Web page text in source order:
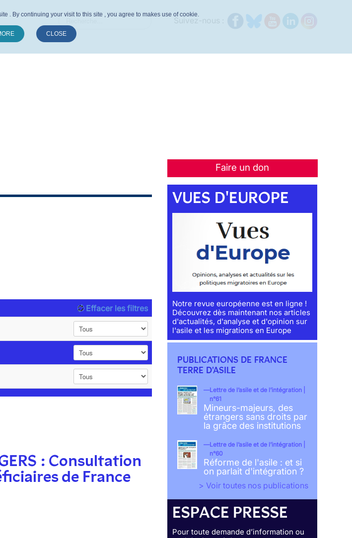
Faire un don
Effacer les filtres
: Consultation
de France
VUES D'EUROPE
Notre revue européenne est en ligne !
Découvrez dès maintenant nos articles
d'actualités, d'analyse et d'opinion sur
l'asile et les migrations en Europe
PUBLICATIONS DE FRANCE
TERRE D'ASILE
Lettre de l’asile et de l’intégration |
n°61
Mineurs-majeurs, des
étrangers sans droits par
la grâce des institutions
Lettre de l’asile et de l’intégration |
n°60
Réforme de l'asile : et si
on parlait d'intégration ?
> Voir toutes nos publications
ESPACE PRESSE
Pour toute demande d’information ou
. By continuing your visit to this site , you agree to makes use of cookie.
CLOSE